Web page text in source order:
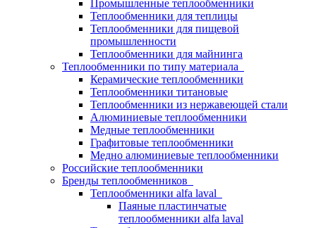
Промышленные теплообменники
Теплообменники для теплицы
Теплообменники для пищевой
промышленности
Теплообменники для майнинга
Теплообменники по типу материала
Керамические теплообменники
Теплообменники титановые
Теплообменники из нержавеющей стали
Алюминиевые теплообменники
Медные теплообменники
Графитовые теплообменники
Медно алюминиевые теплообменники
Российские теплообменники
Бренды теплообменников
Теплообменники alfa laval
Паяные пластинчатые
теплообменники alfa laval